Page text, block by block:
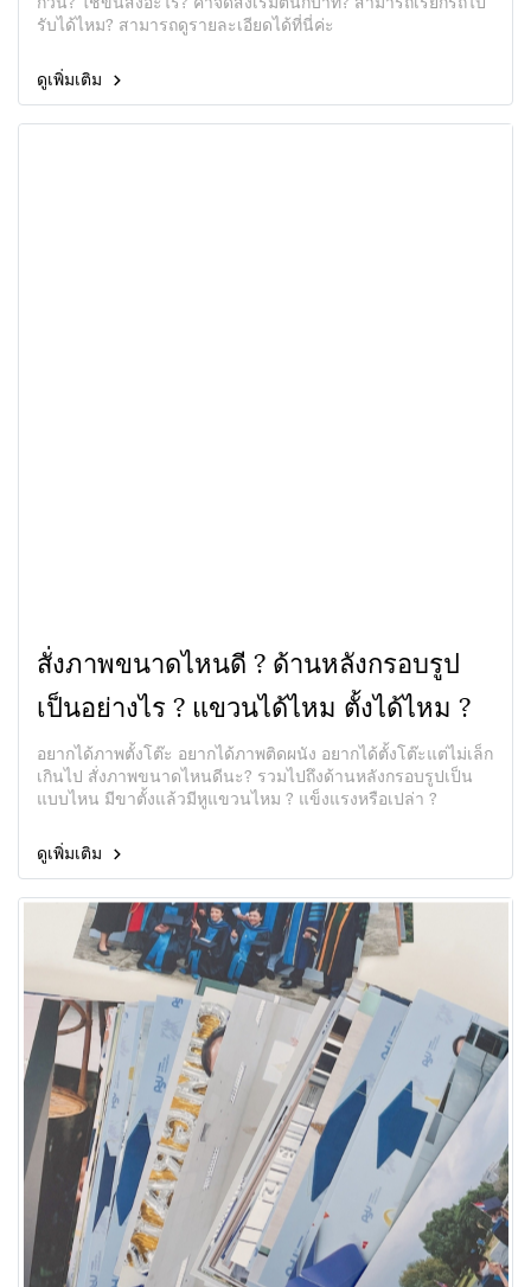
รับได้ไหม? สามารถดูรายละเอียดได้ที่นี่ค่ะ
ดูเพิ่มเติม
สั่งภาพขนาดไหนดี ? ด้านหลังกรอบรูป
เป็นอย่างไร ? แขวนได้ไหม ตั้งได้ไหม ?
อยากได้ภาพตั้งโต๊ะ อยากได้ภาพติดผนัง อยากได้ตั้งโต๊ะแต่ไม่เล็ก
เกินไป สั่งภาพขนาดไหนดีนะ? รวมไปถึงด้านหลังกรอบรูปเป็น
แบบไหน มีขาตั้งแล้วมีหูแขวนไหม ? แข็งแรงหรือเปล่า ?
ดูเพิ่มเติม